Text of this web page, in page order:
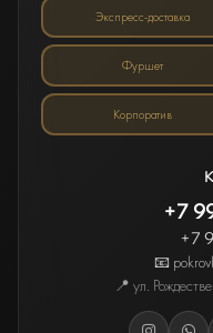
Экспресс-доставка
Фуршет
Корпоратив
+7
+7
📧
📍 ул.